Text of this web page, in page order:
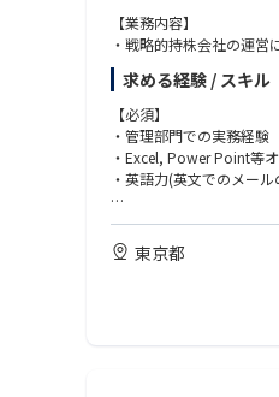
また、経理チームは少
を活かしながら、組織を
【業務内容】
・戦略的持株会社の運
・子会社管理業務（場合
・担当会社状況のマネジ
・その他グループ会社に
・上記業務遂行に付随す
【本ポジションの魅力、
・同社グループには多種
・管理部門領域全体のプ
求める経験 / スキル
【必須】
・管理部門での実務経験
・Excel, Power Point等
・英語力(英文でのメー
【歓迎】
・会社法、株主と会社の
・モダンExcel(Power
・前向きに素直に新た
東京都